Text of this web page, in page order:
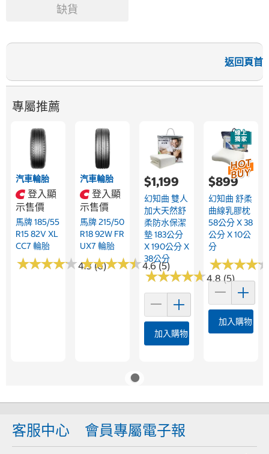
缺貨
返回頁首
專屬推薦
汽車輪胎
登入顯
示售價
馬牌 185/55
R15 82V XL
CC7 輪胎
★★★★★
★★★★★4.3 (6)
汽車輪胎
登入顯
示售價
馬牌 215/50
R18 92W FR
UX7 輪胎
★★★★★
★★★★★4.6 (5)
$1,199
幻知曲 雙人
加大天然舒
柔防水保潔
墊 183公分
X 190公分 X
38公分
★★★★★
★★★★★4.8 (5)
加入購物車
$899
幻知曲 舒柔
曲線乳膠枕
58公分 X 38
公分 X 10公
分
★★★★
★★★★
加入購物車
客服中心 會員專屬電子報